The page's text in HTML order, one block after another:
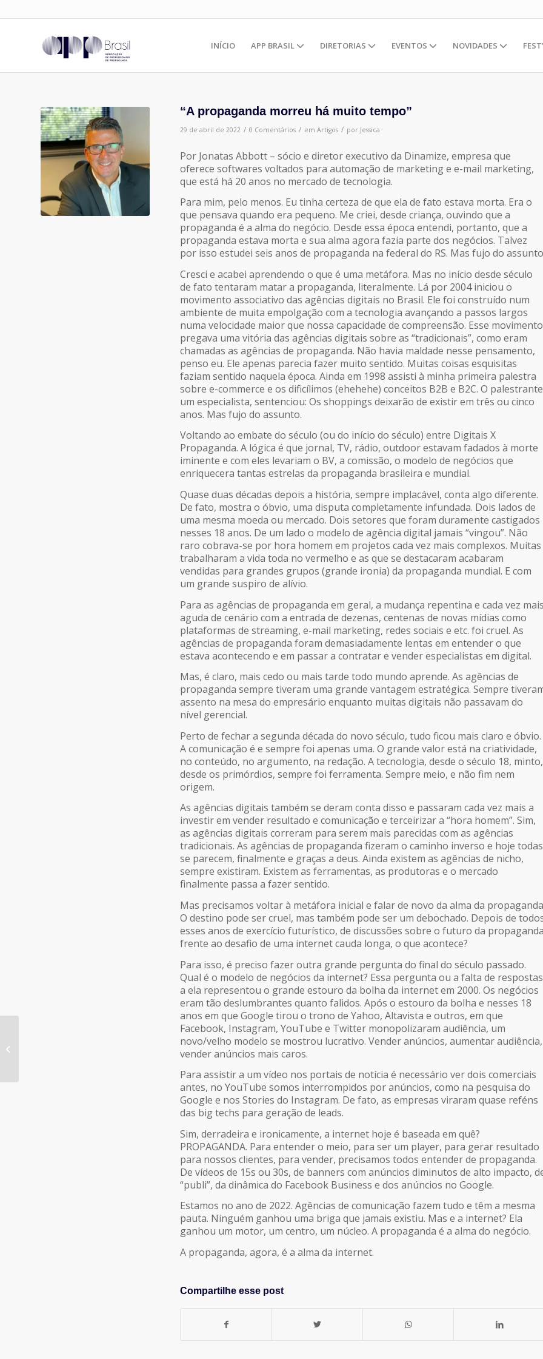
INÍCIO APP BRASIL DIRETORIAS EVENTOS NOVIDADES
“A propaganda morreu há muito tempo”
29 de abril de 2022 / 0 Comentários / em Artigos / por Jessica
Por Jonatas Abbott – sócio e diretor executivo da Dinamize, empresa que
oferece softwares voltados para automação de marketing e e-mail marketing,
que está há 20 anos no mercado de tecnologia.
Para mim, pelo menos. Eu tinha certeza de que ela de fato estava morta. Era o
que pensava quando era pequeno. Me criei, desde criança, ouvindo que a
propaganda é a alma do negócio. Desde essa época entendi, portanto, que a
propaganda estava morta e sua alma agora fazia parte dos negócios. Talvez
por isso estudei seis anos de propaganda na federal do RS. Mas fujo do
Cresci e acabei aprendendo o que é uma metáfora. Mas no início desde século
de fato tentaram matar a propaganda, literalmente. Lá por 2004 iniciou o
movimento associativo das agências digitais no Brasil. Ele foi construído num
ambiente de muita empolgação com a tecnologia avançando a passos largos
numa velocidade maior que nossa capacidade de compreensão. Esse movimento
pregava uma vitória das agências digitais sobre as “tradicionais”, como eram
chamadas as agências de propaganda. Não havia maldade nesse pensamento,
penso eu. Ele apenas parecia fazer muito sentido. Muitas coisas esquisitas
faziam sentido naquela época. Ainda em 1998 assisti à minha primeira palestra
sobre e-commerce e os dificílimos (ehehehe) conceitos B2B e B2C. O
um especialista, sentenciou: Os shoppings deixarão de existir em três ou cinco
anos. Mas fujo do assunto.
Voltando ao embate do século (ou do início do século) entre Digitais X
Propaganda. A lógica é que jornal, TV, rádio, outdoor estavam fadados à morte
iminente e com eles levariam o BV, a comissão, o modelo de negócios que
enriquecera tantas estrelas da propaganda brasileira e mundial.
Quase duas décadas depois a história, sempre implacável, conta algo diferente.
De fato, mostra o óbvio, uma disputa completamente infundada. Dois lados de
uma mesma moeda ou mercado. Dois setores que foram duramente castigados
nesses 18 anos. De um lado o modelo de agência digital jamais “vingou”. Não
raro cobrava-se por hora homem em projetos cada vez mais complexos. Muitas
trabalharam a vida toda no vermelho e as que se destacaram acabaram
vendidas para grandes grupos (grande ironia) da propaganda mundial. E com
um grande suspiro de alívio.
Para as agências de propaganda em geral, a mudança repentina e cada vez
aguda de cenário com a entrada de dezenas, centenas de novas mídias como
plataformas de streaming, e-mail marketing, redes sociais e etc. foi cruel. As
agências de propaganda foram demasiadamente lentas em entender o que
estava acontecendo e em passar a contratar e vender especialistas em digital.
Mas, é claro, mais cedo ou mais tarde todo mundo aprende. As agências de
propaganda sempre tiveram uma grande vantagem estratégica. Sempre
assento na mesa do empresário enquanto muitas digitais não passavam do
nível gerencial.
Perto de fechar a segunda década do novo século, tudo ficou mais claro e óbvio.
A comunicação é e sempre foi apenas uma. O grande valor está na criatividade,
no conteúdo, no argumento, na redação. A tecnologia, desde o século 18, minto,
desde os primórdios, sempre foi ferramenta. Sempre meio, e não fim nem
origem.
As agências digitais também se deram conta disso e passaram cada vez mais a
investir em vender resultado e comunicação e terceirizar a “hora homem”. Sim,
as agências digitais correram para serem mais parecidas com as agências
tradicionais. As agências de propaganda fizeram o caminho inverso e hoje todas
se parecem, finalmente e graças a deus. Ainda existem as agências de nicho,
sempre existiram. Existem as ferramentas, as produtoras e o mercado
finalmente passa a fazer sentido.
Mas precisamos voltar à metáfora inicial e falar de novo da alma da
O destino pode ser cruel, mas também pode ser um debochado. Depois de
esses anos de exercício futurístico, de discussões sobre o futuro da
frente ao desafio de uma internet cauda longa, o que acontece?
Para isso, é preciso fazer outra grande pergunta do final do século passado.
Qual é o modelo de negócios da internet? Essa pergunta ou a falta de respostas
a ela representou o grande estouro da bolha da internet em 2000. Os negócios
eram tão deslumbrantes quanto falidos. Após o estouro da bolha e nesses 18
anos em que Google tirou o trono de Yahoo, Altavista e outros, em que
Facebook, Instagram, YouTube e Twitter monopolizaram audiência, um
novo/velho modelo se mostrou lucrativo. Vender anúncios, aumentar audiência,
vender anúncios mais caros.
Para assistir a um vídeo nos portais de notícia é necessário ver dois comerciais
antes, no YouTube somos interrompidos por anúncios, como na pesquisa do
Google e nos Stories do Instagram. De fato, as empresas viraram quase reféns
das big techs para geração de leads.
Sim, derradeira e ironicamente, a internet hoje é baseada em quê?
PROPAGANDA. Para entender o meio, para ser um player, para gerar resultado
para nossos clientes, para vender, precisamos todos entender de propaganda.
De vídeos de 15s ou 30s, de banners com anúncios diminutos de alto impacto,
“publi”, da dinâmica do Facebook Business e dos anúncios no Google.
Estamos no ano de 2022. Agências de comunicação fazem tudo e têm a mesma
pauta. Ninguém ganhou uma briga que jamais existiu. Mas e a internet? Ela
ganhou um motor, um centro, um núcleo. A propaganda é a alma do negócio.
A propaganda, agora, é a alma da internet.
Compartilhe esse post